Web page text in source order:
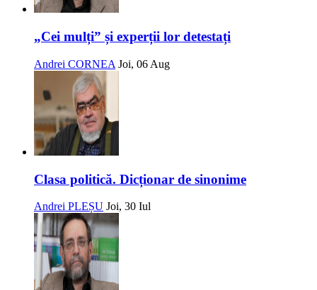
„Cei mulți” și experții lor detestați
Andrei CORNEA Joi, 06 Aug
Clasa politică. Dicționar de sinonime
Andrei PLEȘU Joi, 30 Iul